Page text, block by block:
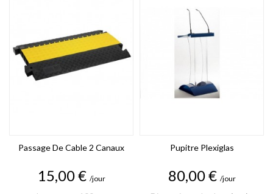
Passage De Cable 2 Canaux
Prix
15,00 € /jour
Pupitre Plexiglas
Prix
80,00 € /jour